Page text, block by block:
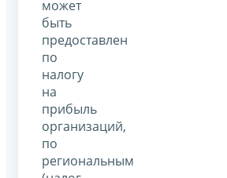
может
быть
предоставлен
по
налогу
на
прибыль
организаций,
по
региональным